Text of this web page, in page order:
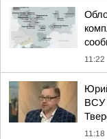
11:22
ВСУ
11:18